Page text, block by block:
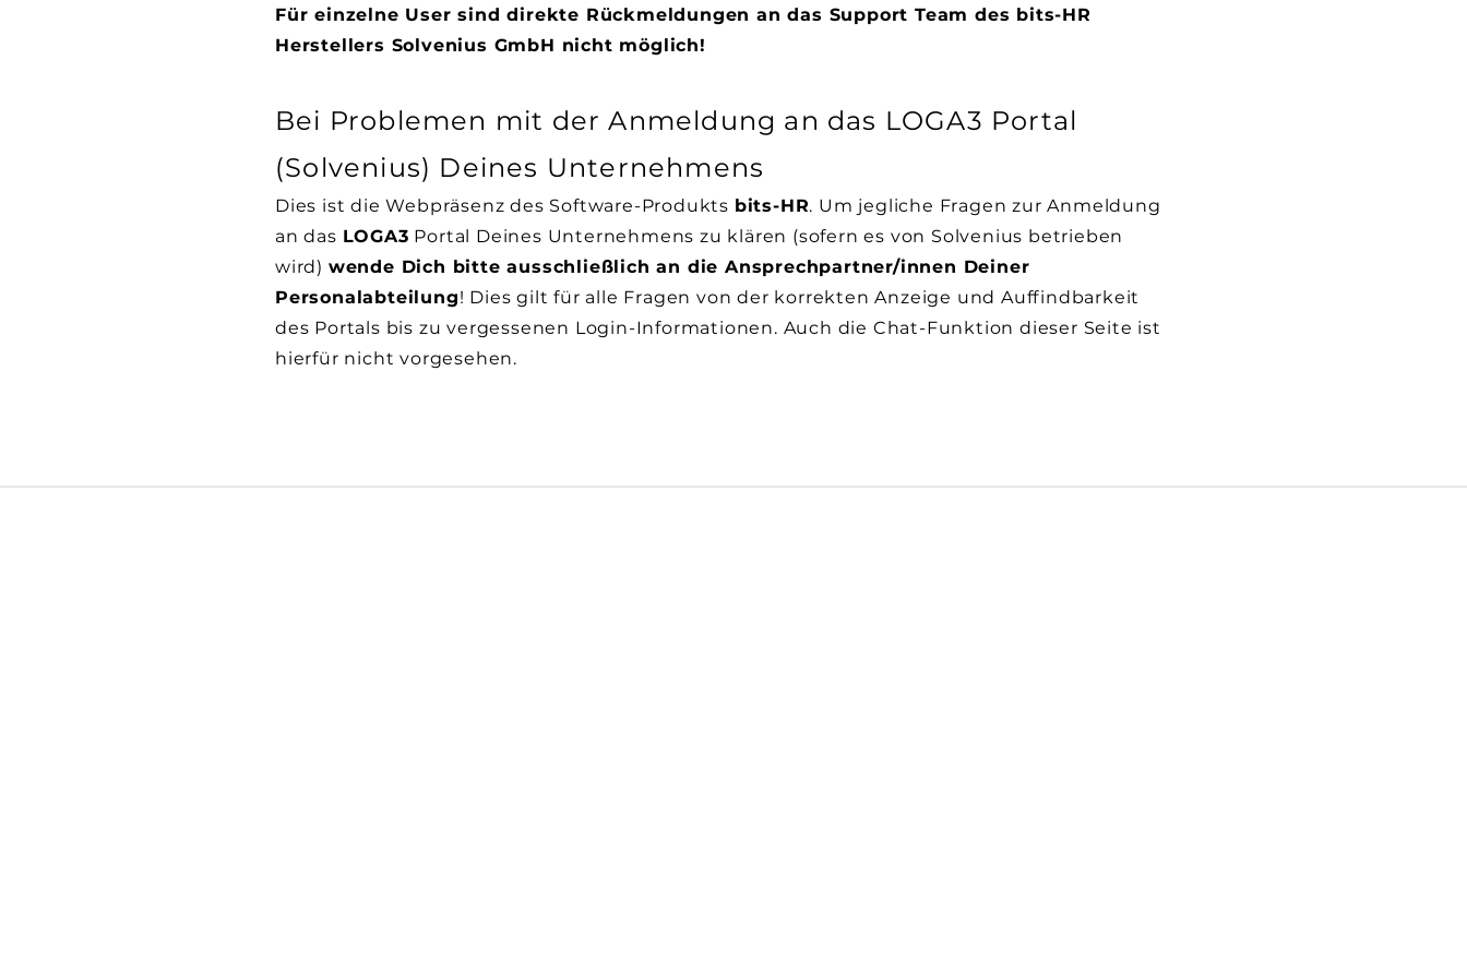
Für einzelne User sind direkte Rückmeldungen an das Support Team des bits-HR
Herstellers Solvenius GmbH nicht möglich!
Bei Problemen mit der Anmeldung an das LOGA3 Portal
(Solvenius) Deines Unternehmens
Dies ist die Webpräsenz des Software-Produkts bits-HR. Um jegliche Fragen zur Anmeldung
an das LOGA3 Portal Deines Unternehmens zu klären (sofern es von Solvenius betrieben
wird) wende Dich bitte ausschließlich an die Ansprechpartner/innen Deiner
Personalabteilung! Dies gilt für alle Fragen von der korrekten Anzeige und Auffindbarkeit
des Portals bis zu vergessenen Login-Informationen. Auch die Chat-Funktion dieser Seite ist
hierfür nicht vorgesehen.